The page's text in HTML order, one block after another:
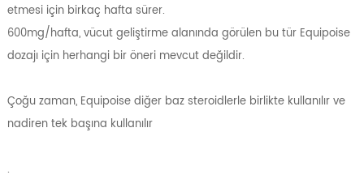
etmesi için birkaç hafta sürer.
600mg/hafta, vücut geliştirme alanında görülen bu tür Equipoise
dozajı için herhangi bir öneri mevcut değildir.
Çoğu zaman, Equipoise diğer baz steroidlerle birlikte kullanılır ve
nadiren tek başına kullanılır
.